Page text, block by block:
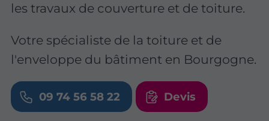
les travaux de couverture et de toiture.
Votre spécialiste de la toiture et de
l'enveloppe du bâtiment en Bourgogne.
09 74 56 58 22 Devis